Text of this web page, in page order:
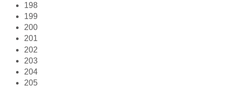
198
199
200
201
202
203
204
205